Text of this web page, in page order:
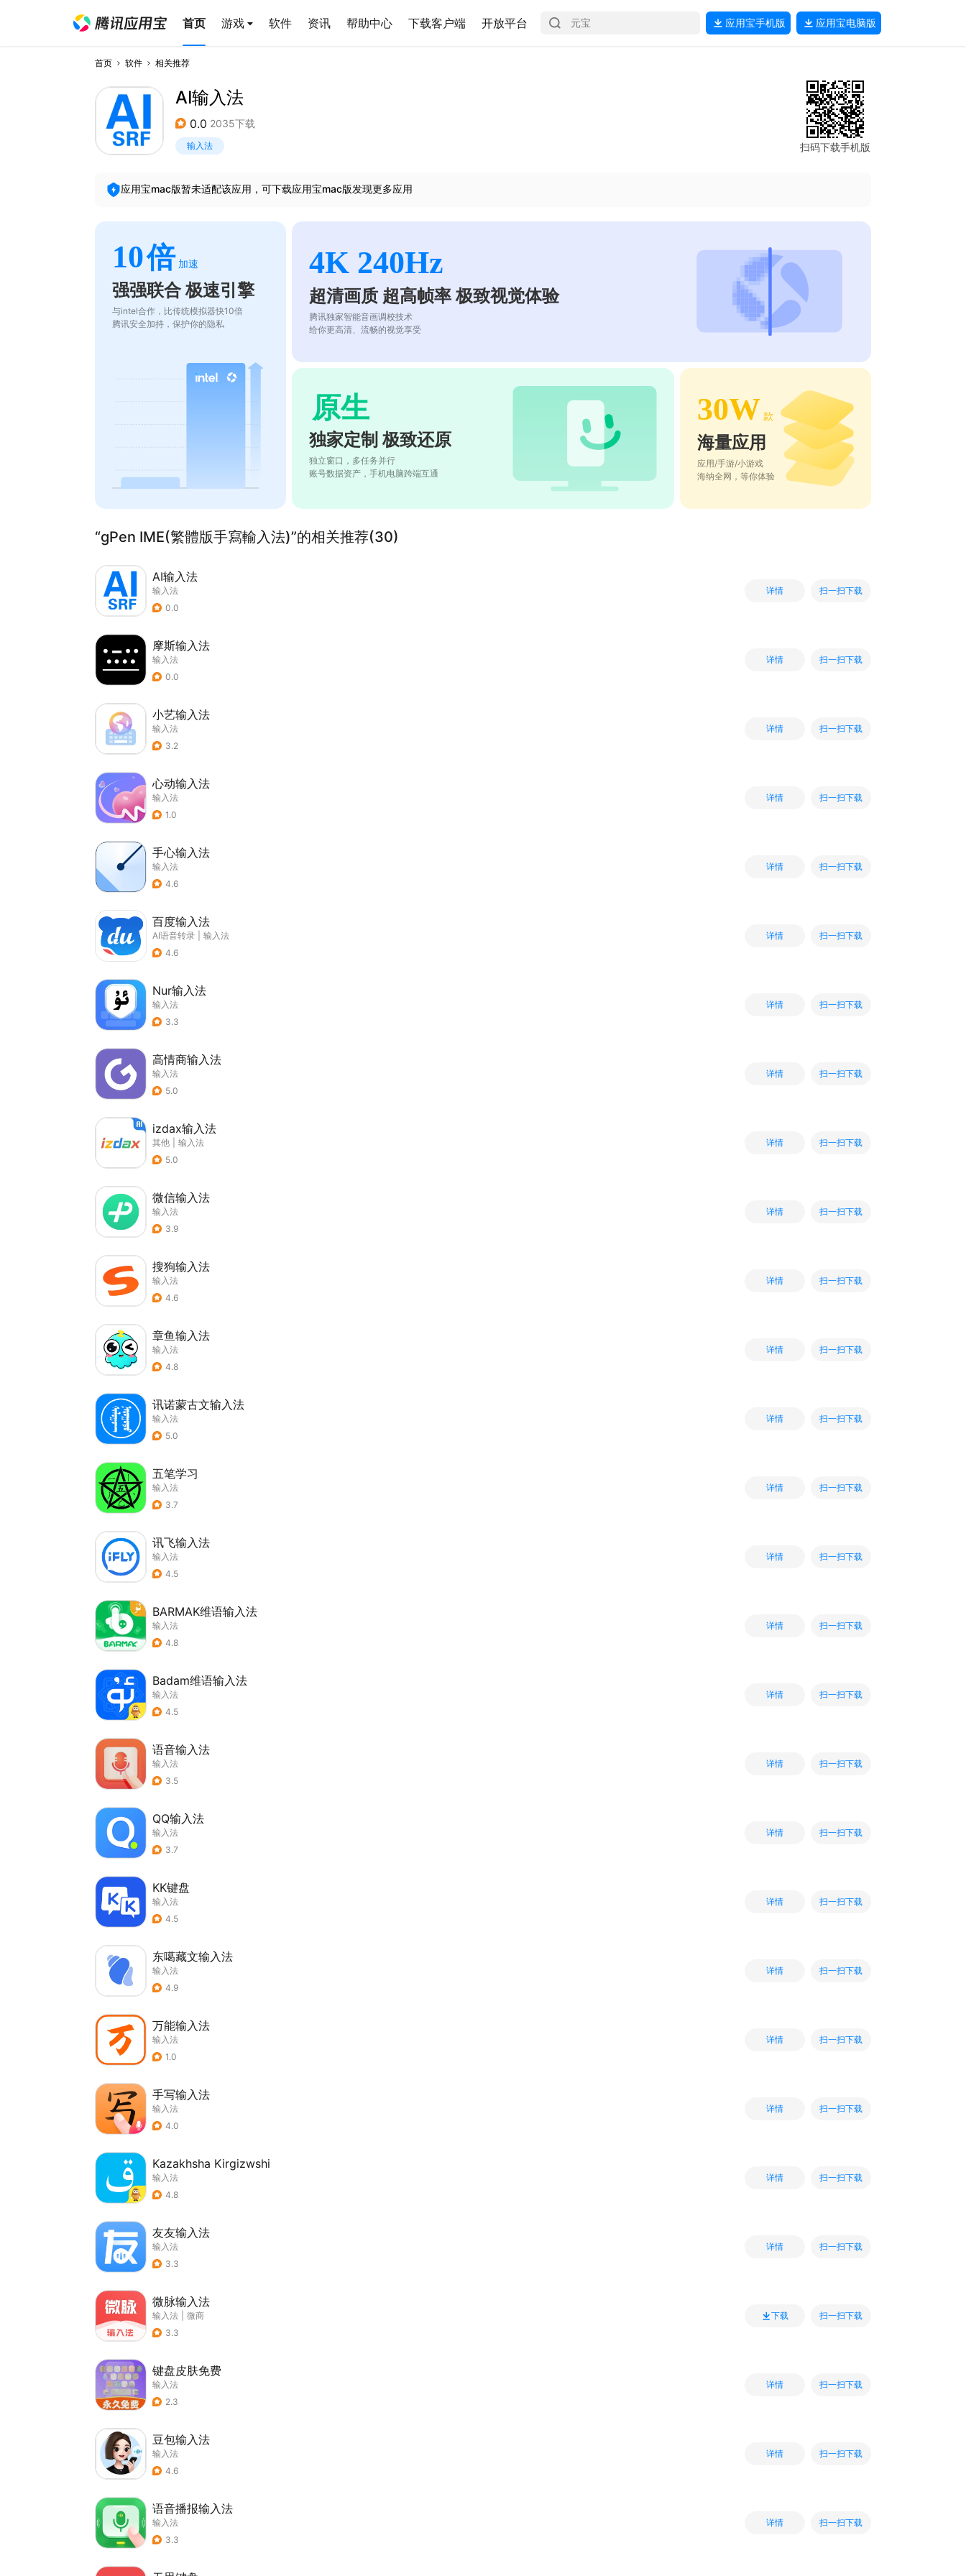
首页 游戏 软件 资讯 帮助中心 下载客户端 开放平台 应用宝手机版 应用宝电脑版
首页 软件 相关推荐
AI输入法
0.0 2035下载
输入法 扫码下载手机版
应用宝mac版暂未适配该应用，可下载应用宝mac版发现更多应用
10倍 加速
强强联合 极速引擎
与intel合作，比传统模拟器快10倍
腾讯安全加持，保护你的隐私
4K 240Hz
超清画质 超高帧率 极致视觉体验
腾讯独家智能音画调校技术
给你更高清、流畅的视觉享受
原生
独家定制 极致还原
独立窗口，多任务并行
账号数据资产，手机电脑跨端互通
30W 款
海量应用
应用/手游/小游戏
海纳全网，等你体验
“gPen IME(繁體版手寫輸入法)”的相关推荐(30)
AI输入法
输入法
0.0
详情 扫一扫下载
摩斯输入法
输入法
0.0
详情 扫一扫下载
小艺输入法
输入法
3.2
详情 扫一扫下载
心动输入法
输入法
1.0
详情 扫一扫下载
手心输入法
输入法
4.6
详情 扫一扫下载
百度输入法
AI语音转录
输入法
4.6
详情 扫一扫下载
Nur输入法
输入法
3.3
详情 扫一扫下载
高情商输入法
输入法
5.0
详情 扫一扫下载
izdax输入法
其他
输入法
5.0
详情 扫一扫下载
微信输入法
输入法
3.9
详情 扫一扫下载
搜狗输入法
输入法
4.6
详情 扫一扫下载
章鱼输入法
输入法
4.8
详情 扫一扫下载
讯诺蒙古文输入法
输入法
5.0
详情 扫一扫下载
五笔学习
输入法
3.7
详情 扫一扫下载
讯飞输入法
输入法
4.5
详情 扫一扫下载
BARMAK维语输入法
输入法
4.8
详情 扫一扫下载
Badam维语输入法
输入法
4.5
详情 扫一扫下载
语音输入法
输入法
3.5
详情 扫一扫下载
QQ输入法
输入法
3.7
详情 扫一扫下载
KK键盘
输入法
4.5
详情 扫一扫下载
东噶藏文输入法
输入法
4.9
详情 扫一扫下载
万能输入法
输入法
1.0
详情 扫一扫下载
手写输入法
输入法
4.0
详情 扫一扫下载
Kazakhsha Kirgizwshi
输入法
4.8
详情 扫一扫下载
友友输入法
输入法
3.3
详情 扫一扫下载
微脉输入法
输入法
微商
3.3
下载 扫一扫下载
键盘皮肤免费
输入法
2.3
详情 扫一扫下载
豆包输入法
输入法
4.6
详情 扫一扫下载
语音播报输入法
输入法
3.3
详情 扫一扫下载